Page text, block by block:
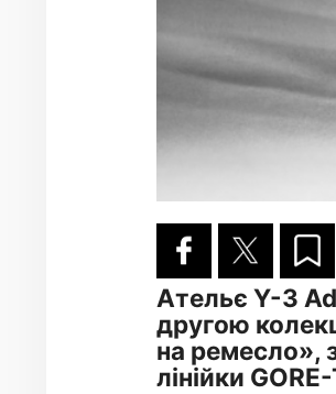
Ательє Y-3
другою
на ремесло»,
лінійки